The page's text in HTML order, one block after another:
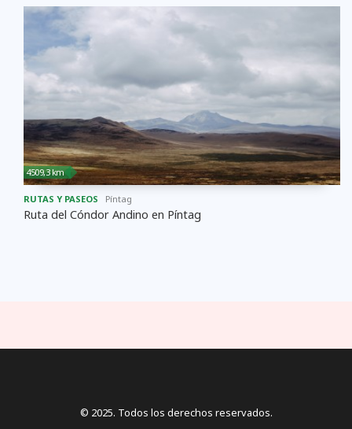
4509,3 km
RUTAS Y PASEOS Píntag
Ruta del Cóndor Andino en Píntag
© 2025. Todos los derechos reservados.